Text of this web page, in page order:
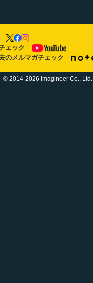
ェック
のメルマガチェック
© 2014-2026 Imagineer Co., Ltd.